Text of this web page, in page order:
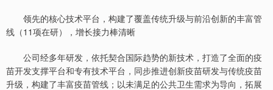
领先的核心技术平台，构建了覆盖传统升级与前沿创新的丰富管
线（11项在研），增长接力棒清晰
公司经多年研发，依托契合国际趋势的新技术，打造了全面的疫
苗开发支撑平台和专有技术平台，同步推进创新疫苗研发与传统疫苗
升级，构建了丰富疫苗管线；以未满足的公共卫生需求为导向，拓展